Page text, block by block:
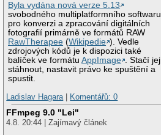
Byla vydána nová verze 5.13
svobodného multiplatformního softwaru
pro konverzi a zpracování digitálních
fotografií primárně ve formátů RAW
RawTherapee (Wikipedie ). Vedle
zdrojových kódů je k dispozici také
balíček ve formátuAppImage . Stačí jej
stáhnout, nastavit právo ke spuštění a
spustit.
Ladislav Hagara
Komentářů: 0
FFmpeg 9.0 "Lei"
4.8. 20:44 | Zajímavý článek